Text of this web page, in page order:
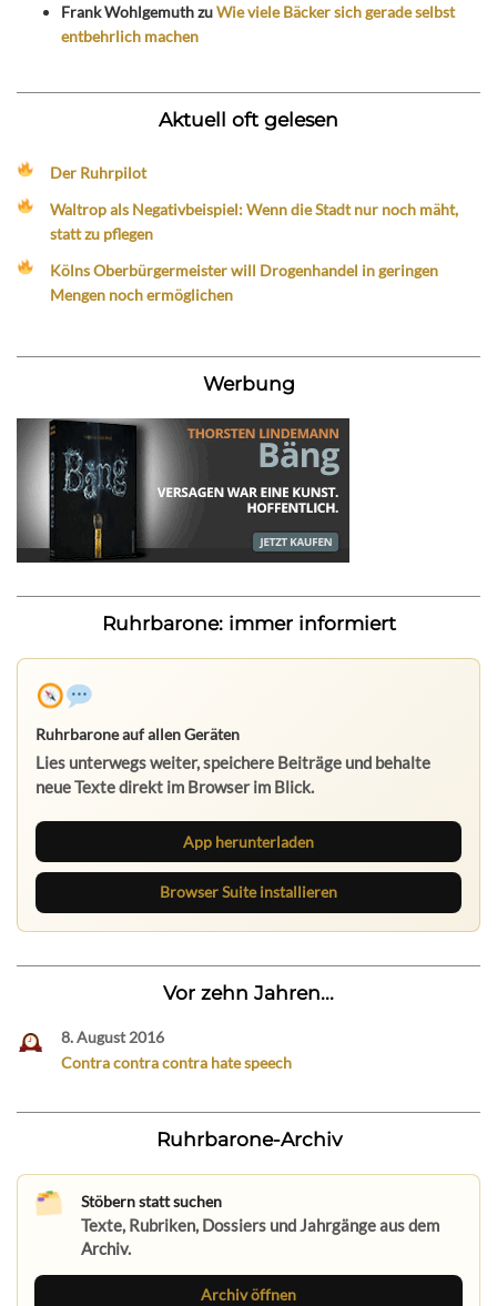
Frank WohlgemuthzuWie viele Bäcker sich gerade selbst
entbehrlich machen
Aktuell oft gelesen
Der Ruhrpilot
Waltrop als Negativbeispiel: Wenn die Stadt nur noch mäht,
statt zu pflegen
Kölns Oberbürgermeister will Drogenhandel in geringen
Mengen noch ermöglichen
Werbung
Ruhrbarone: immer informiert
Ruhrbarone auf allen Geräten
Lies unterwegs weiter, speichere Beiträge und behalte
neue Texte direkt im Browser im Blick.
App herunterladen
Browser Suite installieren
Vor zehn Jahren...
8. August 2016
Contra contra contra hate speech
Ruhrbarone-Archiv
Stöbern statt suchen
Texte, Rubriken, Dossiers und Jahrgänge aus dem
Archiv.
Archiv öffnen